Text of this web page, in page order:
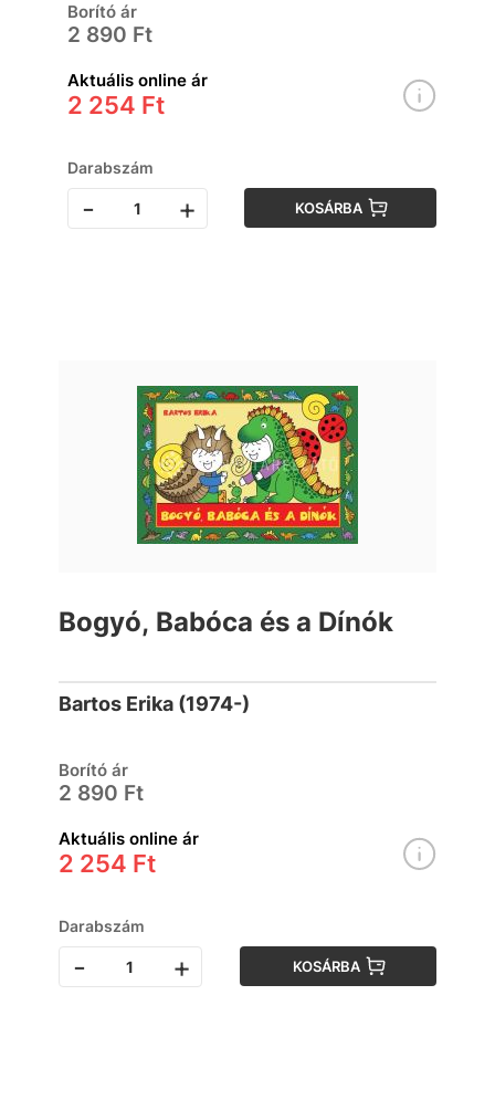
Borító ár
2 890 Ft
Aktuális online ár
2 254 Ft
Darabszám
- + KOSÁRBA
Bogyó, Babóca és a Dínók
Bartos Erika (1974-)
Borító ár
2 890 Ft
Aktuális online ár
2 254 Ft
Darabszám
- + KOSÁRBA